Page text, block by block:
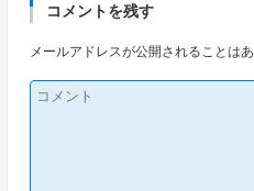
コメントを残す
メールアドレスが公開されることはあ